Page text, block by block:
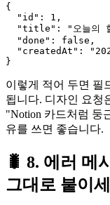
{
  "id": 1,
"title": "오늘의
  "done": false,
"createdAt":
이렇게 적어 두면 필
됩니다. 디자인 요청
"Notion 카드처럼 둥
유를 쓰면 좋습니다.
🐛 8. 에러 메
그대로 붙이